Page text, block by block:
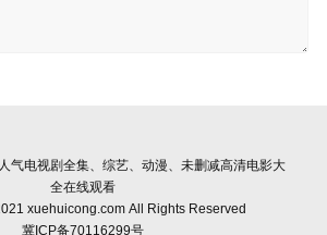
气电视剧全集、综艺、动漫、未删减高清电影大
全在线观看
xuehuicong.com All Rights Reserved
冀ICP备70116299号